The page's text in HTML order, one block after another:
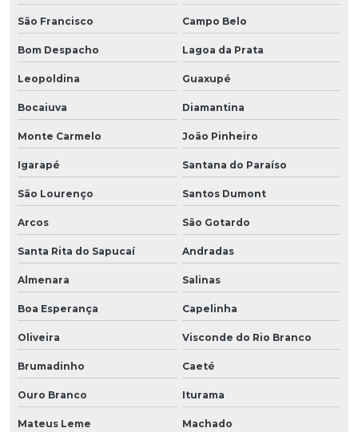
São Francisco Campo Belo
Bom Despacho Lagoa da Prata
Leopoldina Guaxupé
Bocaiuva Diamantina
Monte Carmelo João Pinheiro
Igarapé Santana do Paraíso
São Lourenço Santos Dumont
Arcos São Gotardo
Santa Rita do Sapucaí Andradas
Almenara Salinas
Boa Esperança Capelinha
Oliveira Visconde do Rio Branco
Brumadinho Caeté
Ouro Branco Iturama
Mateus Leme Machado